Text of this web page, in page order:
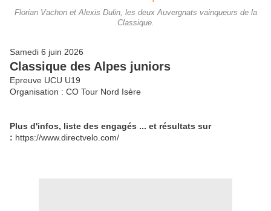
Florian Vachon et Alexis Dulin, les deux Auvergnats vainqueurs de la
Classique.
Samedi 6 juin 2026
Classique des Alpes juniors
Epreuve UCU U19
Organisation : CO Tour Nord Isère
Plus d'infos, liste des engagés ... et résultats sur
: https://www.directvelo.com/